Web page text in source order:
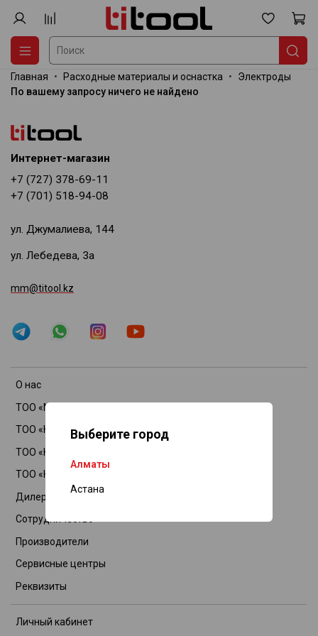
Выберите город
Алматы
Астана
Главная Расходные материалы и оснастка
Электроды
По вашему запросу ничего не найдено
О нас
ТОО «Максаймандары»
ТОО «Курал М»
ТОО «Курал-Астана» на Пушкина
ТОО «Курал-Астана»
Дилеры
Сотрудничество
Производители
Сервисные центры
Реквизиты
Личный кабинет
Интернет-магазин
+7 (727) 378-69-11
+7 (701) 518-94-08
ул. Джумалиева, 144
ул. Лебедева, 3а
mm@titool.kz